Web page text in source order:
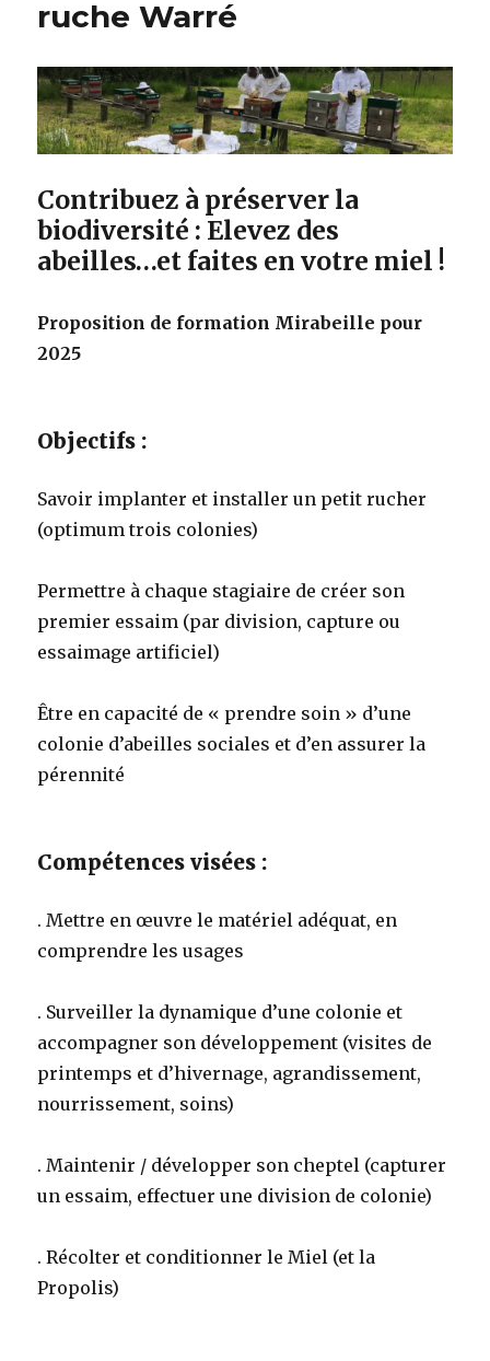
ruche Warré
Contribuez à préserver la
biodiversité : Elevez des
abeilles…et faites en votre miel !
Proposition de formation Mirabeille pour
2025
Objectifs :
Savoir implanter et installer un petit rucher
(optimum trois colonies)
Permettre à chaque stagiaire de créer son
premier essaim (par division, capture ou
essaimage artificiel)
Être en capacité de « prendre soin » d’une
colonie d’abeilles sociales et d’en assurer la
pérennité
Compétences visées :
. Mettre en œuvre le matériel adéquat, en
comprendre les usages
. Surveiller la dynamique d’une colonie et
accompagner son développement (visites de
printemps et d’hivernage, agrandissement,
nourrissement, soins)
. Maintenir / développer son cheptel (capturer
un essaim, effectuer une division de colonie)
. Récolter et conditionner le Miel (et la
Propolis)